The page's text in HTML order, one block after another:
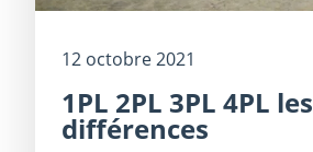
12 octobre 2021
1PL 2PL 3PL 4PL les
différences